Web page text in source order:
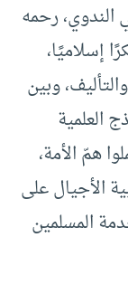
الندوي، رحمه
إسلاميًا،
وبين
العلمية
همّ الأمة،
الأجيال على
المسلمين